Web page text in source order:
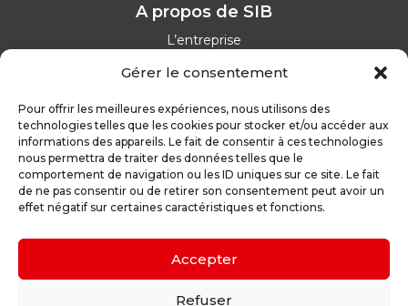
Gérer le consentement
Pour offrir les meilleures expériences, nous utilisons des
technologies telles que les cookies pour stocker et/ou accéder aux
informations des appareils. Le fait de consentir à ces technologies
nous permettra de traiter des données telles que le
comportement de navigation ou les ID uniques sur ce site. Le fait
de ne pas consentir ou de retirer son consentement peut avoir un
effet négatif sur certaines caractéristiques et fonctions.
Accepter
Refuser
A propos de SIB
L’entreprise
Parcours d'achat
Nos garanties
Nos offres d’emploi
Actualités
Inspirez-vous
Nos conseils
Configurateur
Demande de devis
Parrain d’excellence